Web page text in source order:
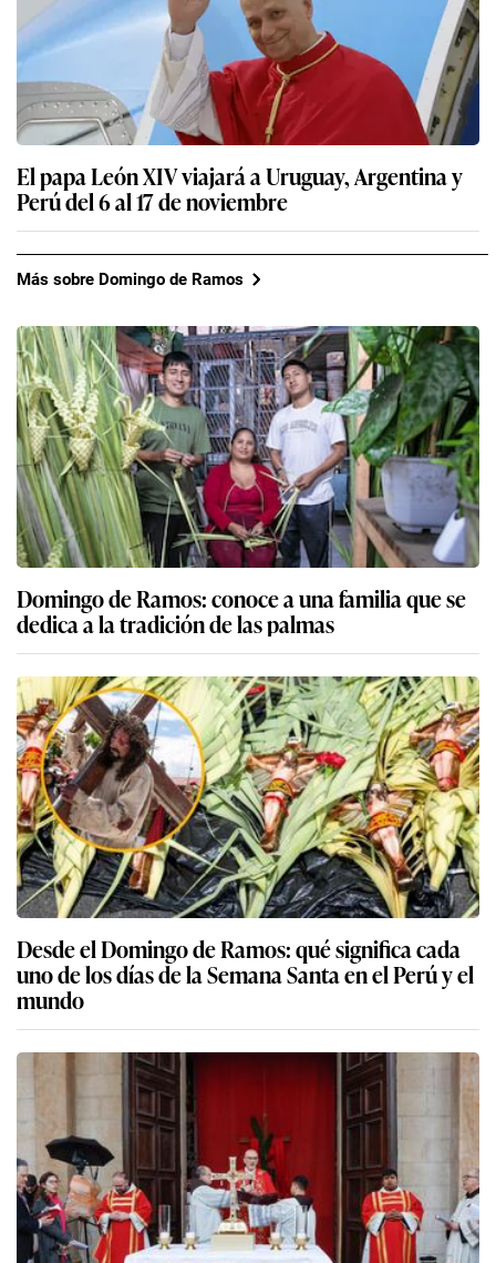
El papa León XIV viajará a Uruguay, Argentina y
Perú del 6 al 17 de noviembre
Más sobre Domingo de Ramos
Domingo de Ramos: conoce a una familia que se
dedica a la tradición de las palmas
Desde el Domingo de Ramos: qué significa cada
uno de los días de la Semana Santa en el Perú y el
mundo